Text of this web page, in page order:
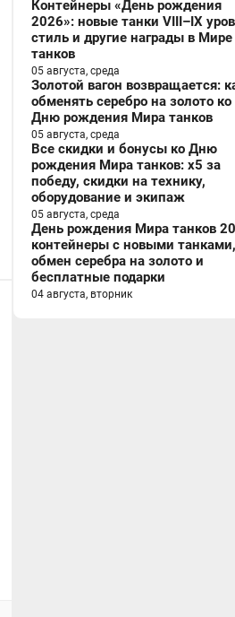
Контейнеры «День рождения
2026»: новые танки VIII–IX
стиль и другие награды в Мире
танков
05 августа, среда
Золотой вагон возвращается:
обменять серебро на золото ко
Дню рождения Мира танков
05 августа, среда
Все скидки и бонусы ко Дню
рождения Мира танков: x5 за
победу, скидки на технику,
оборудование и экипаж
05 августа, среда
День рождения Мира танков
контейнеры с новыми танками,
обмен серебра на золото и
бесплатные подарки
04 августа, вторник